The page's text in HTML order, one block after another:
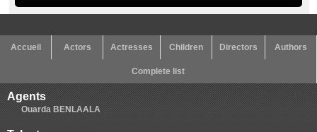
Accueil Actors Actresses Children Directors Authors
Complete list
Agents
Ouarda BENLAALA